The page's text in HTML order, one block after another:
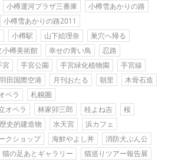
小樽運河プラザ三番庫
小樽雪あかりの路
小樽雪あかりの路2011
小樽駅 山下絵理奈
巣穴へ帰る
小樽美術館 幸せの青い鳥
忍路
宮 手宮公園 手宮緑化植物園
手宮線
田国際空港 月刊おたる 朝里
木骨石造
ペラ
札幌圏
オペラ
林家卯三郎 桂よね吉
桜
歴史的建造物 水天宮
浜カフェ
クショップ
海鮮やよし丼
消防犬ぶん公
猫の足あとギャラリー
猫巡りツアー報告展